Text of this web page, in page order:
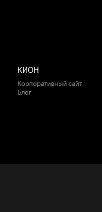
КИОН
Корпоративный сайт
Блог